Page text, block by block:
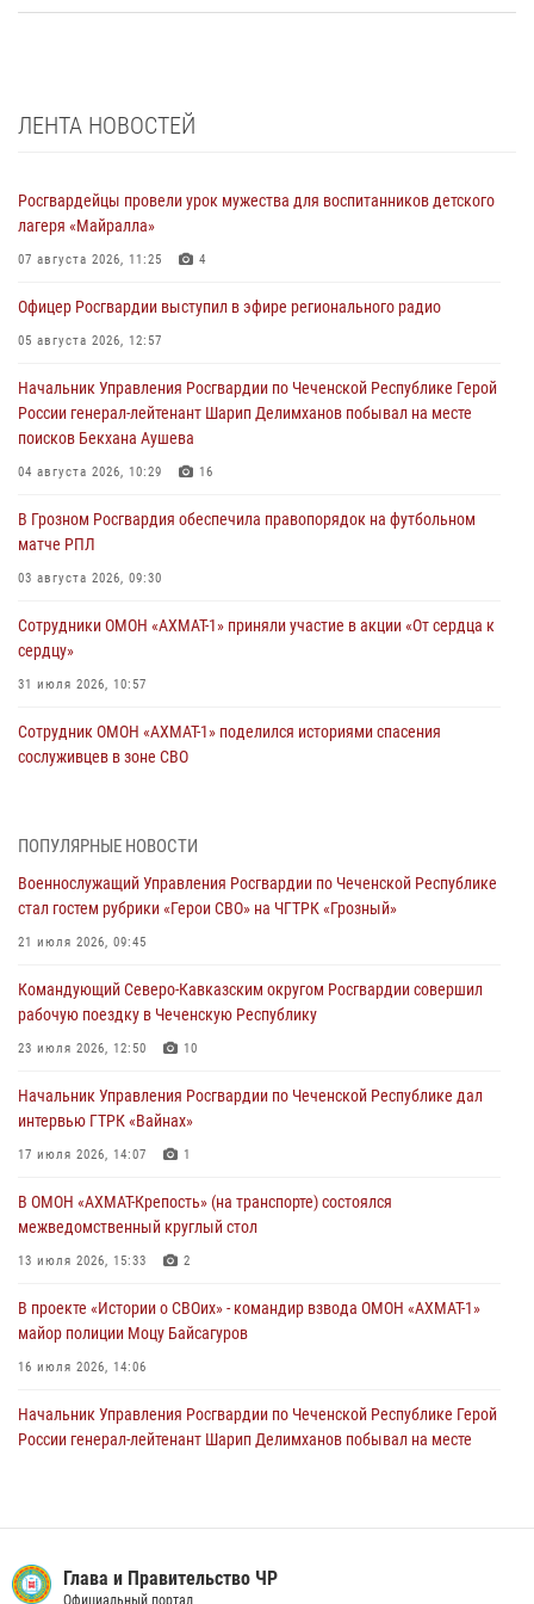
ЛЕНТА НОВОСТЕЙ
Росгвардейцы провели урок мужества для воспитанников детского
лагеря «Майралла»
07 августа 2026, 11:25 4
Офицер Росгвардии выступил в эфире регионального радио
05 августа 2026, 12:57
Начальник Управления Росгвардии по Чеченской Республике Герой
России генерал-лейтенант Шарип Делимханов побывал на месте
поисков Бекхана Аушева
04 августа 2026, 10:29 16
В Грозном Росгвардия обеспечила правопорядок на футбольном
матче РПЛ
03 августа 2026, 09:30
Сотрудники ОМОН «АХМАТ-1» приняли участие в акции «От сердца к
сердцу»
31 июля 2026, 10:57
Сотрудник ОМОН «АХМАТ-1» поделился историями спасения
сослуживцев в зоне СВО
Командующий Северо-Кавказским округом Росгвардии совершил
23 июля 2026, 12:50
Военнослужащий Управления Росгвардии по Чеченской Республике
21 июля 2026, 09:45
В ДНР росгвардейцы уничтожили около 80 вражеских
19 июля 2026, 13:50
В Грозном Росгвардия обеспечила безопасность конно-спортивных
18 июля 2026, 13:46
ПОПУЛЯРНЫЕ НОВОСТИ
Военнослужащий Управления Росгвардии по Чеченской Республике
стал гостем рубрики «Герои СВО» на ЧГТРК «Грозный»
21 июля 2026, 09:45
Командующий Северо-Кавказским округом Росгвардии совершил
рабочую поездку в Чеченскую Республику
23 июля 2026, 12:50 10
Начальник Управления Росгвардии по Чеченской Республике дал
интервью ГТРК «Вайнах»
17 июля 2026, 14:07 1
В ОМОН «АХМАТ-Крепость» (на транспорте) состоялся
межведомственный круглый стол
13 июля 2026, 15:33 2
В проекте «Истории о СВОих» - командир взвода ОМОН «АХМАТ-1»
майор полиции Моцу Байсагуров
16 июля 2026, 14:06
Начальник Управления Росгвардии по Чеченской Республике Герой
России генерал-лейтенант Шарип Делимханов побывал на месте
владельцев гражданского оружия об изменениях в
законодательстве
Правительство ЧР
портал